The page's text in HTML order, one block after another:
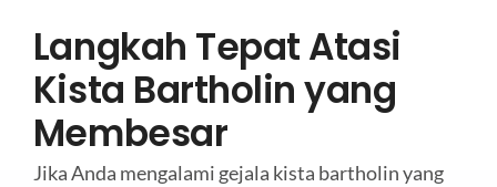
Langkah Tepat Atasi
Kista Bartholin yang
Membesar
Jika Anda mengalami gejala kista bartholin yang